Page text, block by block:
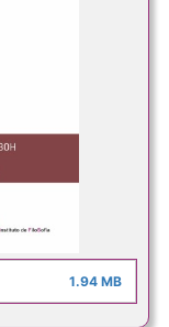
1.94 MB